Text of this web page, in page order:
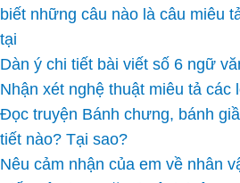
biết những câu nào là câu miêu
tại
Dàn ý chi tiết bài viết số 6 ngữ
Nhận xét nghệ thuật miêu tả các
Đọc truyện Bánh chưng, bánh
tiết nào? Tại sao?
Nêu cảm nhận của em về nhân